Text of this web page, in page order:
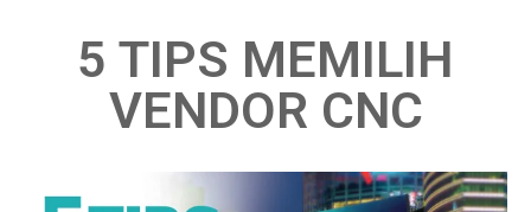
5 TIPS MEMILIH
VENDOR CNC